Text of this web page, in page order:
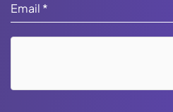
Email *